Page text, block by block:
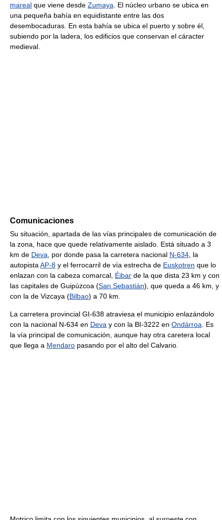
mareal que viene desde Zumaya . El núcleo urbano se ubica en
una pequeña bahía en equidistante entre las dos
desembocaduras. En esta bahía se ubica el puerto y sobre él,
subiendo por la ladera, los edificios que conservan el cáracter
medieval.
Comunicaciones
Su situación, apartada de las vías principales de comunicación de
la zona, hace que quede relativamente aislado. Está situado a 3
km de Deva , por donde pasa la carretera nacional N-634 , la
autopista AP-8 y el ferrocarril de vía estrecha de Euskotren que lo
enlazan con la cabeza comarcal, Éibar de la que dista 23 km y con
las capitales de Guipúzcoa (San Sebastián), que queda a 46 km, y
con la de Vizcaya (Bilbao) a 70 km.
La carretera provincial GI-638 atraviesa el municipio enlazándolo
con la nacional N-634 en Deva y con la BI-3222 en Ondárroa . Es
la vía principal de comunicación, aunque hay otra caretera local
que llega a Mendaro pasando por el alto del Calvario.